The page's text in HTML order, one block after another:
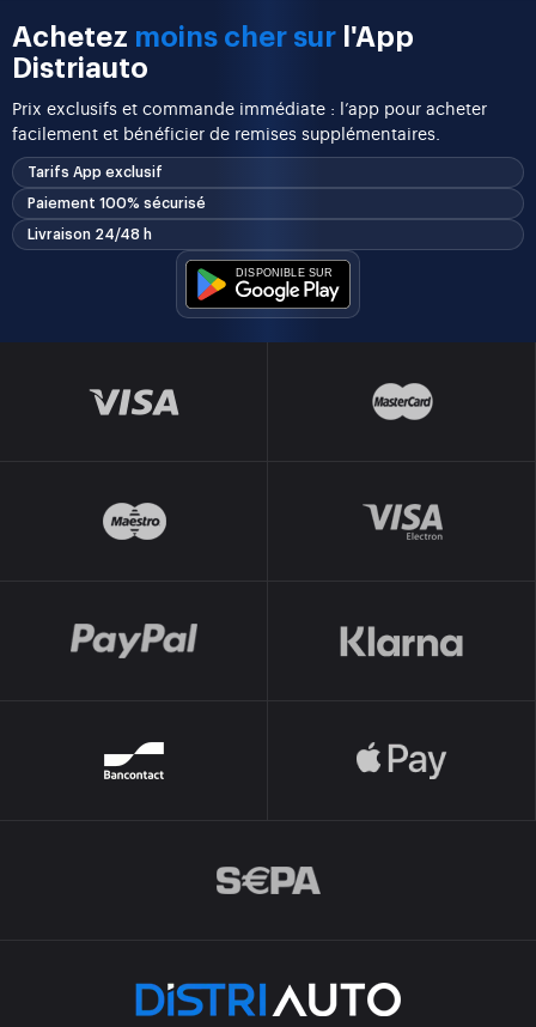
Achetez moins cher sur l'App
Distriauto
Prix exclusifs et commande immédiate : l’app pour acheter
facilement et bénéficier de remises supplémentaires.
Tarifs App exclusif
Paiement 100% sécurisé
Livraison 24/48 h